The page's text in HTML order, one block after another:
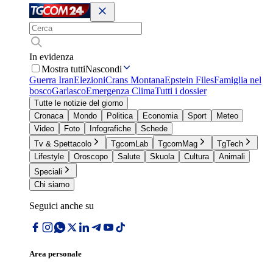
In evidenza
Mostra tuttiNascondi
Guerra IranElezioniCrans MontanaEpstein FilesFamiglia nel
boscoGarlascoEmergenza ClimaTutti i dossier
Tutte le notizie del giorno
Cronaca
Mondo Politica Economia Sport
Meteo
Video
Foto Infografiche
Schede
Tv & Spettacolo
TgcomLab TgcomMag
TgTech
Lifestyle
Oroscopo Salute Skuola Cultura
Animali
Speciali
Chi siamo
Seguici anche su
Area personale